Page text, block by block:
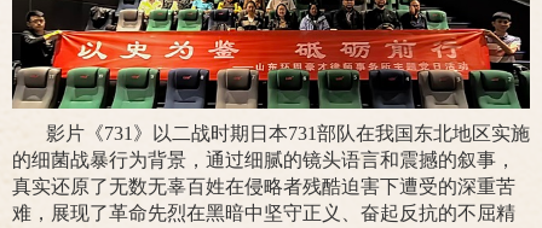
影片《731》以二战时期日本731部队在我国东北地区实施
的细菌战暴行为背景，通过细腻的镜头语言和震撼的叙事，
真实还原了无数无辜百姓在侵略者残酷迫害下遭受的深重苦
难，展现了革命先烈在黑暗中坚守正义、奋起反抗的不屈精